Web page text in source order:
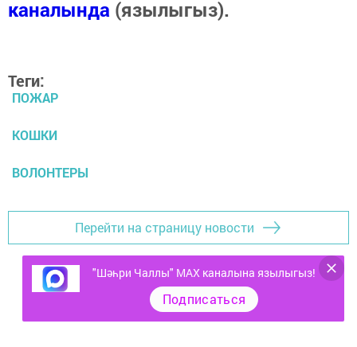
каналында (язылыгыз).
Теги:
ПОЖАР
КОШКИ
ВОЛОНТЕРЫ
Перейти на страницу новости
"Шәһри Чаллы" MAX каналына язылыгыз!
Подписаться